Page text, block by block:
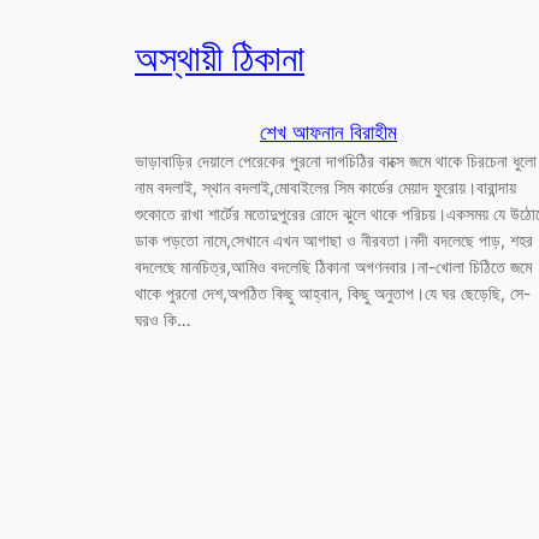
অস্থায়ী ঠিকানা
শেখ আফনান বিরাহীম
ভাড়াবাড়ির দেয়ালে পেরেকের পুরনো দাগচিঠির বাক্সে জমে থাকে চিরচেনা
নাম বদলাই, স্থান বদলাই,মোবাইলের সিম কার্ডের মেয়াদ ফুরোয়।বারান্দায়
শুকোতে রাখা শার্টের মতোদুপুরের রোদে ঝুলে থাকে পরিচয়।একসময় যে
ডাক পড়তো নামে,সেখানে এখন আগাছা ও নীরবতা।নদী বদলেছে পাড়, শহর
বদলেছে মানচিত্র,আমিও বদলেছি ঠিকানা অগণনবার।না-খোলা চিঠিতে জমে
থাকে পুরনো দেশ,অপঠিত কিছু আহ্বান, কিছু অনুতাপ।যে ঘর ছেড়েছি, সে-
ঘরও কি…